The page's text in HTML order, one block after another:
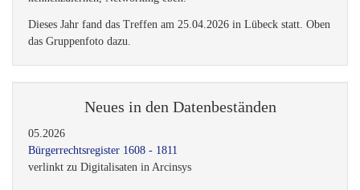
Dieses Jahr fand das Treffen am 25.04.2026 in Lübeck statt. Oben
das Gruppenfoto dazu.
Neues in den Datenbeständen
05.2026
Bürgerrechtsregister 1608 - 1811
verlinkt zu Digitalisaten in Arcinsys